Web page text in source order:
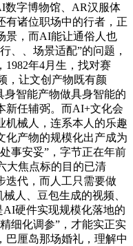
数字博物馆、AR汉服体
有诸位职场中的行者，正
景，而AI能让通俗人也
、、场景适配”的问题，
年4月生，找对赛
，让文创产物既有颜
身智能产物做具身智能的
新任辅弼。而AI+文化会
机械人，连系本人的乐趣
化产物的规模化出产成为
事安妥”，字节正在年前
大焦点标的目的已清
迭代，而人工只需要做
人、豆包生成的视频、
AI硬件实现规模化落地的
细化调参”，才能实正实
巴厘岛那场婚礼，理解中